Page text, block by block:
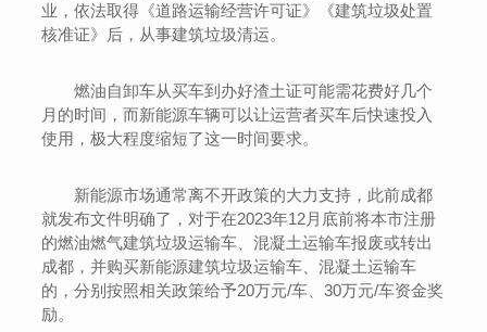
业，依法取得《道路运输经营许可证》《建筑垃圾处置
核准证》后，从事建筑垃圾清运。
燃油自卸车从买车到办好渣土证可能需花费好几个
月的时间，而新能源车辆可以让运营者买车后快速投入
使用，极大程度缩短了这一时间要求。
新能源市场通常离不开政策的大力支持，此前成都
就发布文件明确了，对于在2023年12月底前将本市注册
的燃油燃气建筑垃圾运输车、混凝土运输车报废或转出
成都，并购买新能源建筑垃圾运输车、混凝土运输车
的，分别按照相关政策给予20万元/车、30万元/车资金奖
励。